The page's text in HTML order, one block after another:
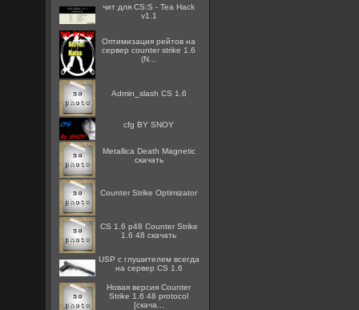
чит для CS:S - Tea Hack
v1.1
Оптимизация рейтов на
сервер counter strike 1.6
(N...
Admin_slash CS 1.6
cfg BY SNOY
Metallica Death Magnetic
скачать
Counter Strike Optimizator
CS 1.6 p48 Counter Strike
1.6 48 скачать
USP с глушителем всегда
на сервер CS 1.6
Новая версия Counter
Strike 1.6 48 protocol
[скача...